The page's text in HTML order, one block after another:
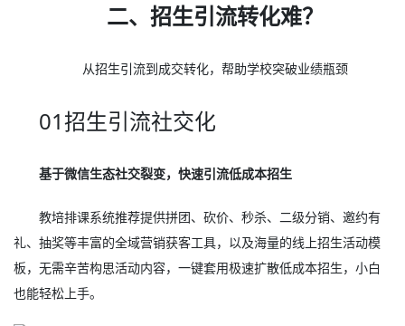
二、招生引流转化难？
从招生引流到成交转化，帮助学校突破业绩瓶颈
01招生引流社交化
基于微信生态社交裂变，快速引流低成本招生
教培排课系统推荐提供拼团、砍价、秒杀、二级分销、邀约有
礼、抽奖等丰富的全域营销获客工具，以及海量的线上招生活动模
板，无需辛苦构思活动内容，一键套用极速扩散低成本招生，小白
也能轻松上手。